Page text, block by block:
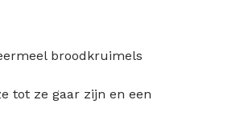
broodkruimels
tot ze gaar zijn en een